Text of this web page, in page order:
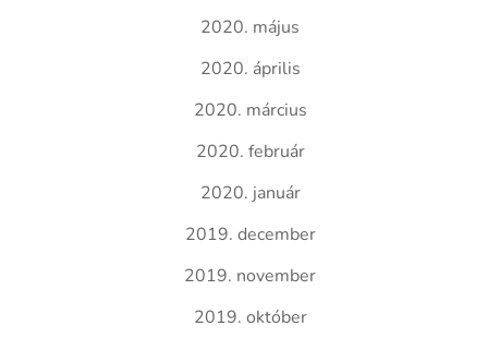
2020. május
2020. április
2020. március
2020. február
2020. január
2019. december
2019. november
2019. október